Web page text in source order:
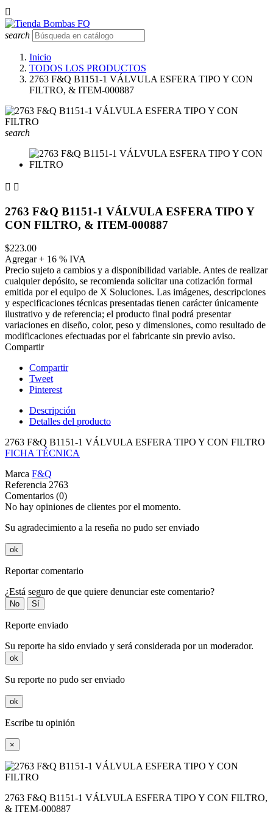

search
Inicio
TODOS LOS PRODUCTOS
2763 F&Q B1151-1 VÁLVULA ESFERA TIPO Y CON
FILTRO, & ITEM-000887
search
 
2763 F&Q B1151-1 VÁLVULA ESFERA TIPO Y
CON FILTRO, & ITEM-000887
$223.00
Agregar + 16 % IVA
Precio sujeto a cambios y a disponibilidad variable. Antes de realizar
cualquier depósito, se recomienda solicitar una cotización formal
emitida por el equipo de X Soluciones. Las imágenes, descripciones
y especificaciones técnicas presentadas tienen carácter únicamente
ilustrativo y de referencia; el producto final podrá presentar
variaciones en diseño, color, peso y dimensiones, como resultado de
modificaciones efectuadas por el fabricante sin previo aviso.
Compartir
Compartir
Tweet
Pinterest
Descripción
Detalles del producto
2763 F&Q B1151-1 VÁLVULA ESFERA TIPO Y CON FILTRO
FICHA TÉCNICA
Marca F&Q
Referencia 2763
Comentarios (0)
No hay opiniones de clientes por el momento.
Su agradecimiento a la reseña no pudo ser enviado
ok
Reportar comentario
¿Está seguro de que quiere denunciar este comentario?
No Sí
Reporte enviado
Su reporte ha sido enviado y será considerada por un moderador.
ok
Su reporte no pudo ser enviado
ok
Escribe tu opinión
×
2763 F&Q B1151-1 VÁLVULA ESFERA TIPO Y CON FILTRO,
& ITEM-000887